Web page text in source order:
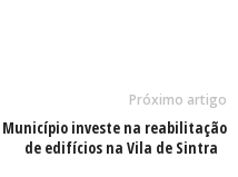
Próximo artigo
Município investe na reabilitação
de edifícios na Vila de Sintra